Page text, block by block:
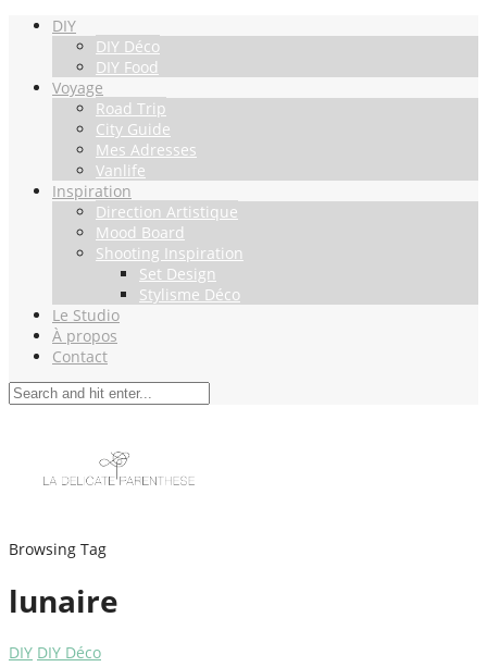
DIY
DIY Déco
DIY Food
Voyage
Road Trip
City Guide
Mes Adresses
Vanlife
Inspiration
Direction Artistique
Mood Board
Shooting Inspiration
Set Design
Stylisme Déco
Le Studio
À propos
Contact
Browsing Tag
lunaire
DIY DIY Déco